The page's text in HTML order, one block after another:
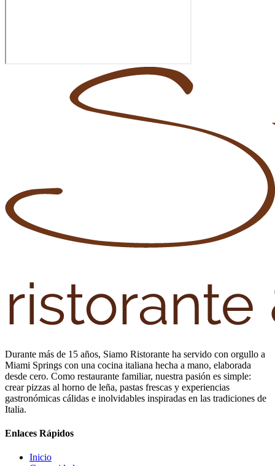
Durante más de 15 años, Siamo Ristorante ha servido con orgullo a
Miami Springs con una cocina italiana hecha a mano, elaborada
desde cero. Como restaurante familiar, nuestra pasión es simple:
crear pizzas al horno de leña, pastas frescas y experiencias
gastronómicas cálidas e inolvidables inspiradas en las tradiciones de
Italia.
Enlaces Rápidos
Inicio